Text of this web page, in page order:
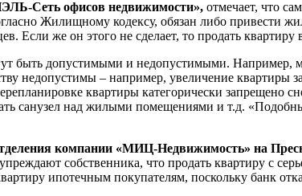
Сеть офисов недвижимости», отмечает, что
Жилищному кодексу, обязан либо привести
Если же он этого не сделает, то продать
быть допустимыми и недопустимыми. Например,
недопустимы – например, увеличение
квартиры категорически запрещено
санузел над жилыми помещениями и т.д.
компании «МИЦ-Недвижимость» на
собственника, что продать квартиру с
ипотечным покупателям, поскольку банк